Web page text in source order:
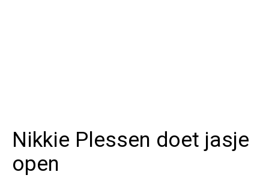
Nikkie Plessen doet jasje
open